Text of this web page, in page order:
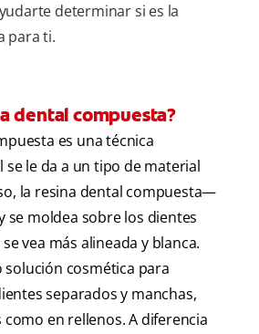
determinar si es la
para ti.
dental compuesta?
es una técnica
se le da a un tipo de material
la resina dental compuesta—
se moldea sobre los dientes
vea más alineada y blanca.
solución cosmética para
separados y manchas,
en rellenos. A diferencia